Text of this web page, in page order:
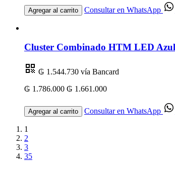
Agregar al carrito Consultar en WhatsApp
Cluster Combinado HTM LED
₲ 1.544.730 vía Bancard
₲ 1.786.000 ₲ 1.661.000
Agregar al carrito Consultar en WhatsApp
1
2
3
35